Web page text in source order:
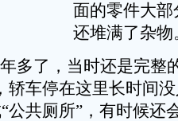
面的零件大
还堆满了杂物
多了，当时还是完整
轿车停在这里长时间
公共厕所”，有时候还